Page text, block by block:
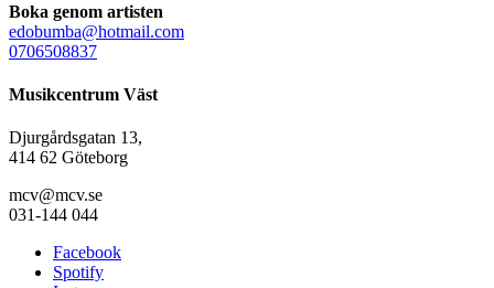
Boka genom artisten
edobumba@hotmail.com
0706508837
Musikcentrum Väst
Djurgårdsgatan 13,
414 62 Göteborg
mcv@mcv.se
031-144 044
Facebook
Spotify